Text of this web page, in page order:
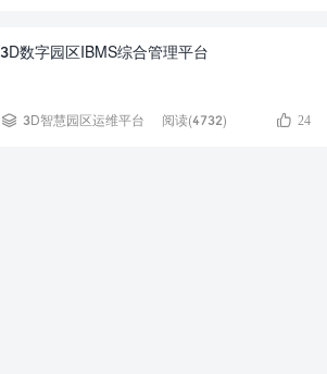
3D数字园区IBMS综合管理平台
 3D智慧园区运维平台 阅读(4732)  24